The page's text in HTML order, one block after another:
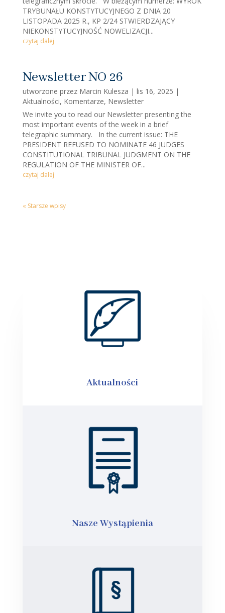
TRYBUNAŁU KONSTYTUCYJNEGO Z DNIA 20
LISTOPADA 2025 R., KP 2/24 STWIERDZAJĄCY
NIEKONSTYTUCYJNOŚĆ NOWELIZACJI...
czytaj dalej
Newsletter NO 26
utworzone przez Marcin Kulesza | lis 16, 2025 |
Aktualności, Komentarze, Newsletter
We invite you to read our Newsletter presenting the
most important events of the week in a brief
telegraphic summary. In the current issue: THE
PRESIDENT REFUSED TO NOMINATE 46 JUDGES
CONSTITUTIONAL TRIBUNAL JUDGMENT ON THE
REGULATION OF THE MINISTER OF...
czytaj dalej
« Starsze wpisy
Aktualności
Nasze Wystąpienia